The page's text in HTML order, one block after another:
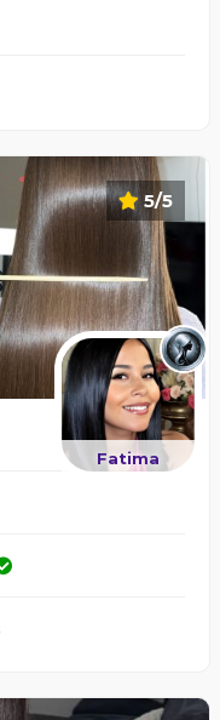
5/5
Fatima